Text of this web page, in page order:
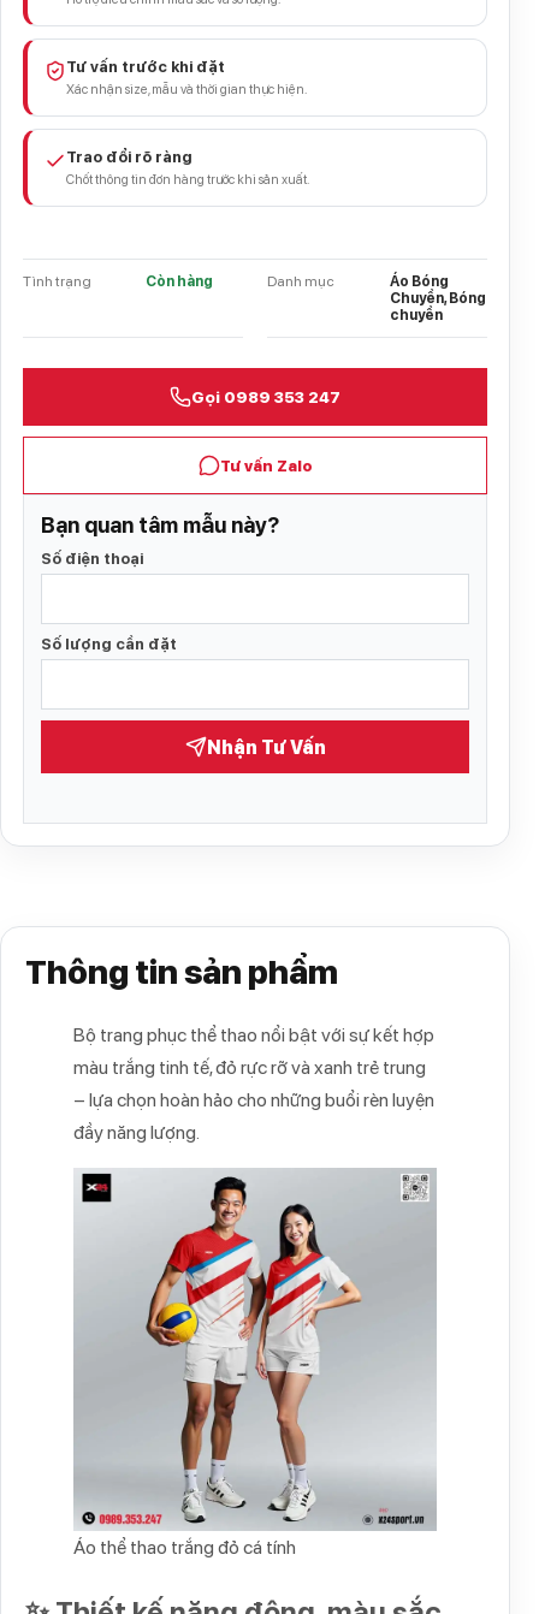
Tư vấn trước khi đặt
Xác nhận size, mẫu và thời gian thực hiện.
Trao đổi rõ ràng
Chốt thông tin đơn hàng trước khi sản xuất.
Tình trạng Còn hàng Danh mục
Áo Bóng
Chuyền, Bóng
chuyền
Gọi 0989 353 247
Tư vấn Zalo
Bạn quan tâm mẫu này?
Số điện thoại
Số lượng cần đặt
Nhận Tư Vấn
Thông tin sản phẩm
Bộ trang phục thể thao nổi bật với sự kết hợp
màu trắng tinh tế, đỏ rực rỡ và xanh trẻ trung
– lựa chọn hoàn hảo cho những buổi rèn luyện
đầy năng lượng.
Áo thể thao trắng đỏ cá tính